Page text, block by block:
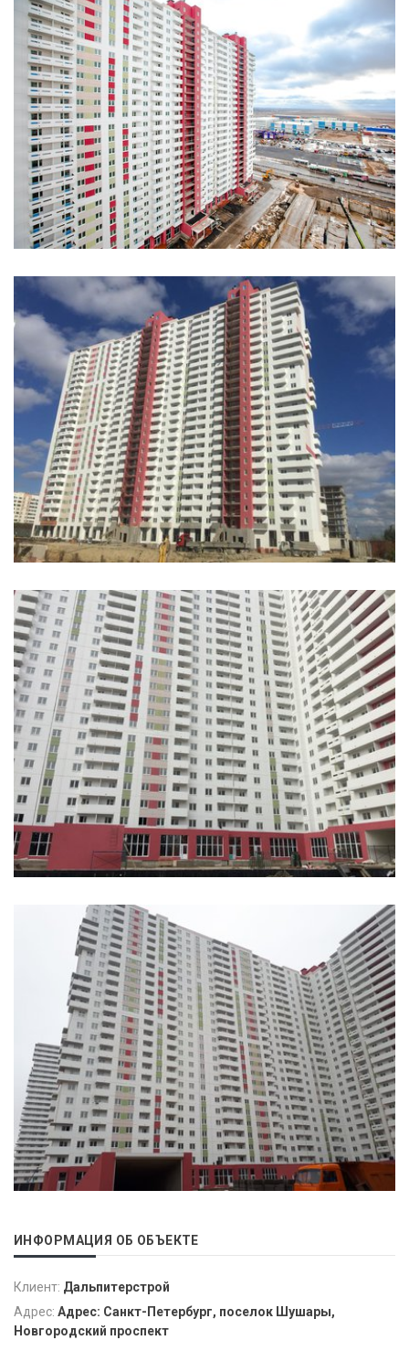
ИНФОРМАЦИЯ ОБ ОБЪЕКТЕ
Клиент: Дальпитерстрой
Адрес: Адрес: Санкт-Петербург, поселок Шушары,
Новгородский проспект